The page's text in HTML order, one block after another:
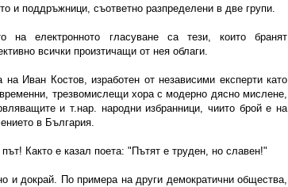
и поддръжници, съответно разпределени в две групи.
на електронното гласуване са тези, които бранят
всички произтичащи от нея облаги.
на Иван Костов, изработен от независими експерти като
трезвомислещи хора с модерно дясно мислене,
и т.нар. народни избранници, чиито брой е на
в България.
Както е казал поета: "Пътят е труден, но славен!"
и докрай. По примера на други демократични общества,